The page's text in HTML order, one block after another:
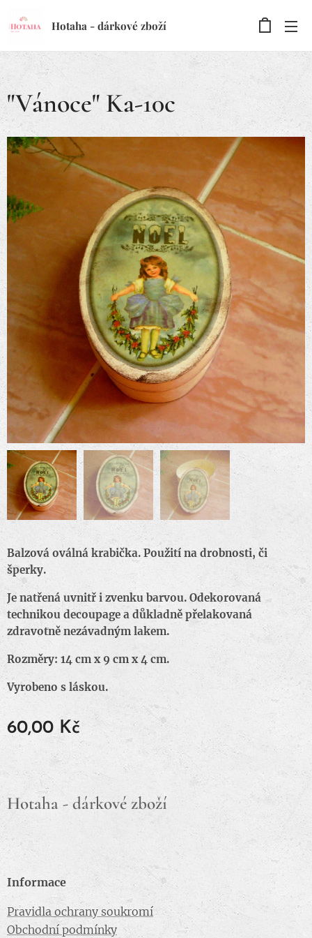
Hotaha - dárkové zboží
"Vánoce" Ka-10c
Balzová oválná krabička. Použití na drobnosti, či
šperky.
Je natřená uvnitř i zvenku barvou. Odekorovaná
technikou decoupage a důkladně přelakovaná
zdravotně nezávadným lakem.
Rozměry: 14 cm x 9 cm x 4 cm.
Vyrobeno s láskou.
60,00 Kč
Hotaha - dárkové zboží
Informace
Pravidla ochrany soukromí
Obchodní podmínky